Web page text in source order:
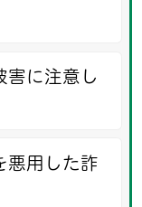
害に注意し
悪用した詐